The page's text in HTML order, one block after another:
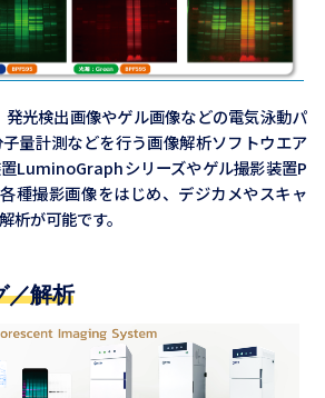
発光検出画像やゲル画像などの電気泳動パ
量計測などを行う画像解析ソフトウエア
LuminoGraphシリーズやゲル撮影装置P
種撮影画像をはじめ、デジカメやスキャ
析が可能です。
／解析